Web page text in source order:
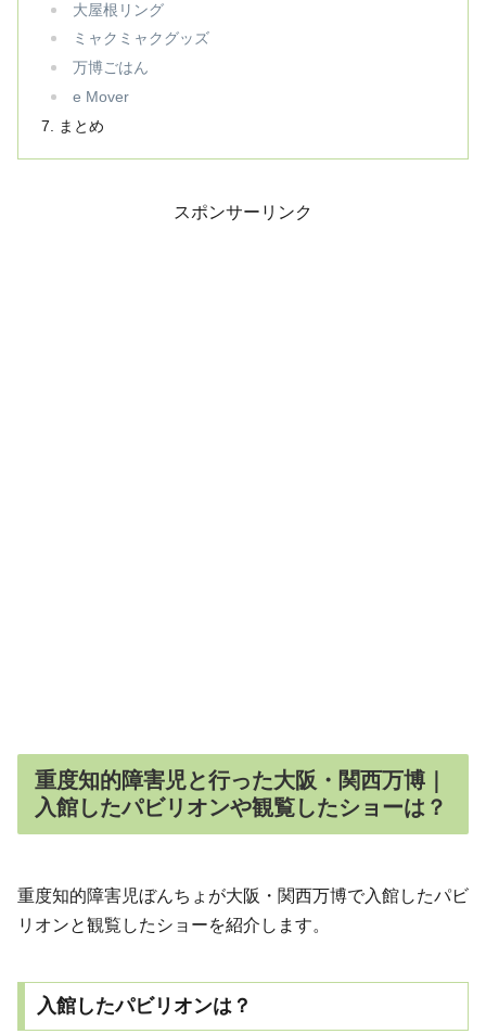
大屋根リング
ミャクミャクグッズ
万博ごはん
e Mover
まとめ
スポンサーリンク
重度知的障害児と行った大阪・関西万博｜
入館したパビリオンや観覧したショーは？
重度知的障害児ぼんちょが大阪・関西万博で入館したパビ
リオンと観覧したショーを紹介します。
入館したパビリオンは？